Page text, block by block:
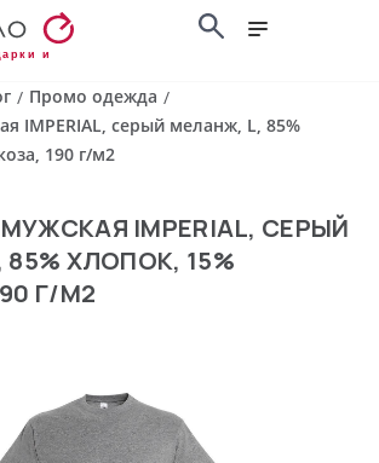
и
/ Промо одежда /
IMPERIAL, серый меланж, L, 85%
190 г/м2
IMPERIAL, СЕРЫЙ
ХЛОПОК, 15%
Г/М2